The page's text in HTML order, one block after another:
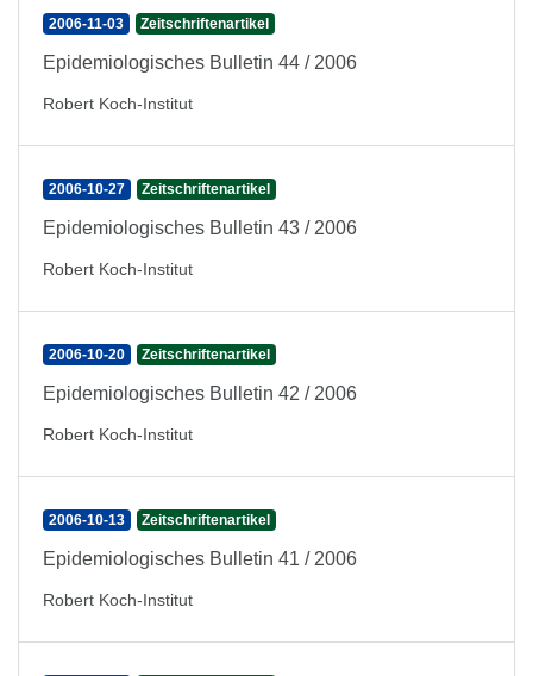
2006-11-03 Zeitschriftenartikel
Epidemiologisches Bulletin 44 / 2006
Robert Koch-Institut
2006-10-27 Zeitschriftenartikel
Epidemiologisches Bulletin 43 / 2006
Robert Koch-Institut
2006-10-20 Zeitschriftenartikel
Epidemiologisches Bulletin 42 / 2006
Robert Koch-Institut
2006-10-13 Zeitschriftenartikel
Epidemiologisches Bulletin 41 / 2006
Robert Koch-Institut